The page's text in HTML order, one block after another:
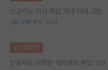
인공지능 석사 취업 자대 타대 고민
0 6 2214
김GPT
인공지능 대학원 석사생의 취업 고민